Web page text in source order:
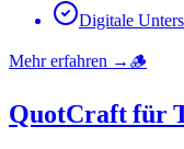
Digitale
Mehr erfahren → 🪵
QuotCraft für